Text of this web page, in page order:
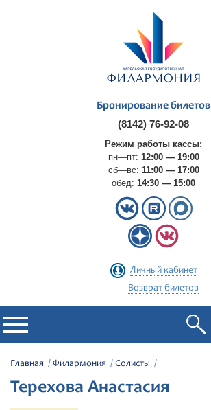
Бронирование билетов
(8142) 76-92-08
Режим работы кассы:
пн—пт: 12:00 — 19:00
сб—вс: 11:00 — 17:00
обед: 14:30 — 15:00
Личный кабинет
Возврат билетов
Филармония
Афиша
Главная Филармония Солисты
Терехова Анастасия